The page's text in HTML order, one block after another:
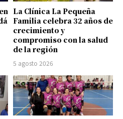
La Clínica La Pequeña
Familia celebra 32 años de
crecimiento y
compromiso con la salud
de la región
5 agosto 2026